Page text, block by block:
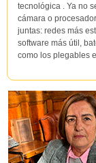
tecnológica . Ya no
cámara o
juntas: redes más
software más útil,
como los plegables